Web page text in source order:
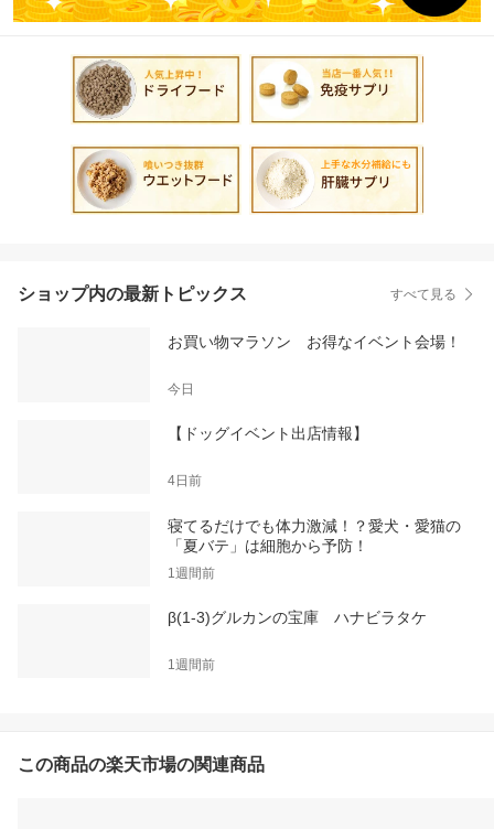
ショップ内の最新トピックス すべて見る
お買い物マラソン お得なイベント会場！
今日
【ドッグイベント出店情報】
4日前
寝てるだけでも体力激減！？愛犬・愛猫の
「夏バテ」は細胞から予防！
1週間前
β(1-3)グルカンの宝庫 ハナビラタケ
1週間前
この商品の楽天市場の関連商品